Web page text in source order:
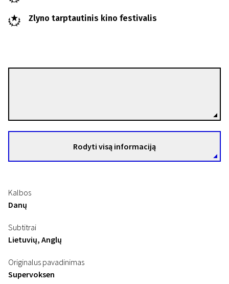
Zlyno tarptautinis kino festivalis
Rodyti visą informaciją
Kalbos
Danų
Subtitrai
Lietuvių, Anglų
Originalus pavadinimas
Supervoksen